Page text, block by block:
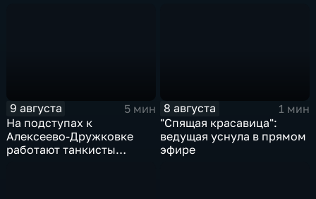
9 августа
5 мин
На подступах к
Алексеево-Дружковке
работают танкисты
8 августа
1 мин
"Спящая красавица":
ведущая уснула в прямом
эфире